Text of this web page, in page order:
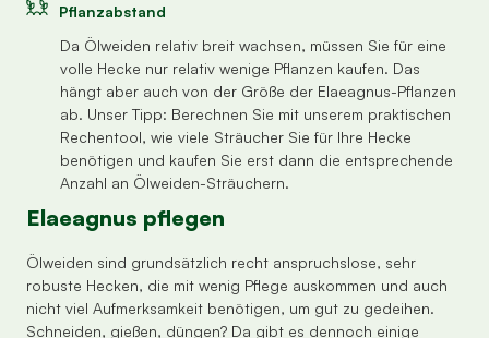
Pflanzabstand
Da Ölweiden relativ breit wachsen, müssen Sie für eine
volle Hecke nur relativ wenige Pflanzen kaufen. Das
hängt aber auch von der Größe der Elaeagnus-Pflanzen
ab. Unser Tipp: Berechnen Sie mit unserem praktischen
Rechentool, wie viele Sträucher Sie für Ihre Hecke
benötigen und kaufen Sie erst dann die entsprechende
Anzahl an Ölweiden-Sträuchern.
Elaeagnus pflegen
Ölweiden sind grundsätzlich recht anspruchslose, sehr
robuste Hecken, die mit wenig Pflege auskommen und auch
nicht viel Aufmerksamkeit benötigen, um gut zu gedeihen.
Schneiden, gießen, düngen? Da gibt es dennoch einige